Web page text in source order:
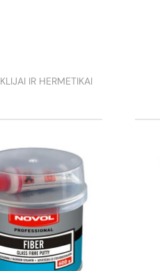
KLIJAI IR HERMETIKAI